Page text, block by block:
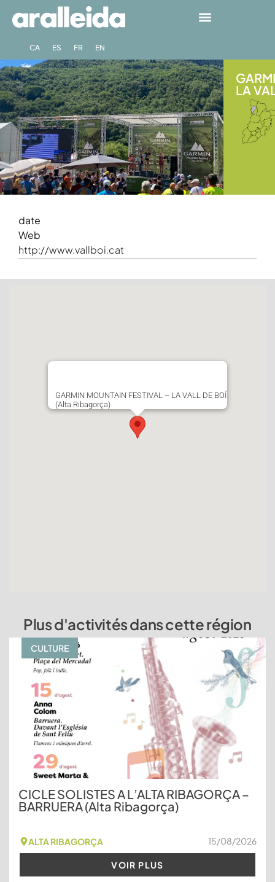
CA ES FR EN
LA
date
Web
http://www.vallboi.cat
GARMIN MOUNTAIN FESTIVAL – LA VALL DE BOÍ
(Alta Ribagorça)
Plus d'activités dans cette région
CULTURE
CICLE SOLISTES A L’ALTA RIBAGORÇA –
BARRUERA (Alta Ribagorça)
ALTA RIBAGORÇA 15/08/2026
VOIR PLUS